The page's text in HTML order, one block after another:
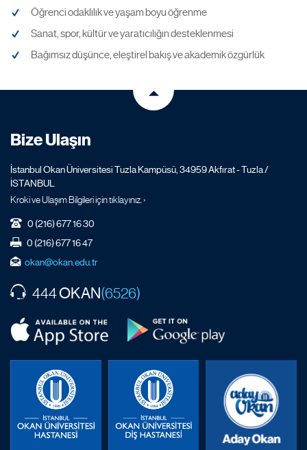
Öğrenci odaklılık ve yaşam boyu öğrenme
Sanat, spor, kültür ve yaratıcılığın desteklenmesi
Bağımsız düşünce, eleştirel bakış ve akademik özgürlük
Bize Ulaşın
İstanbul Okan Üniversitesi Tuzla Kampüsü, 34959 Akfırat - Tuzla /
İSTANBUL
Kroki ve Ulaşım Bilgileri için tıklayınız. ›
0 (216) 677 16 30
0 (216) 677 16 47
okan@okan.edu.tr
444OKAN(6526)